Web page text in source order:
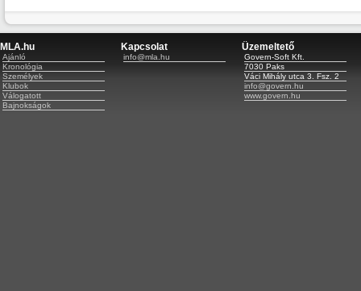
MLA.hu
Ajánló
Kronológia
Személyek
Klubok
Válogatott
Bajnokságok
Kapcsolat
info@mla.hu
Üzemeltető
Govern-Soft Kft.
7030 Paks
Váci Mihály utca 3. Fsz. 2
info@govern.hu
www.govern.hu